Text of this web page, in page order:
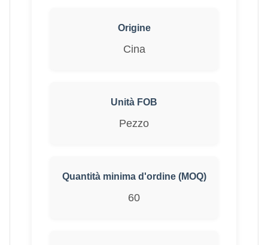
Origine
Cina
Unità FOB
Pezzo
Quantità minima d'ordine (MOQ)
60